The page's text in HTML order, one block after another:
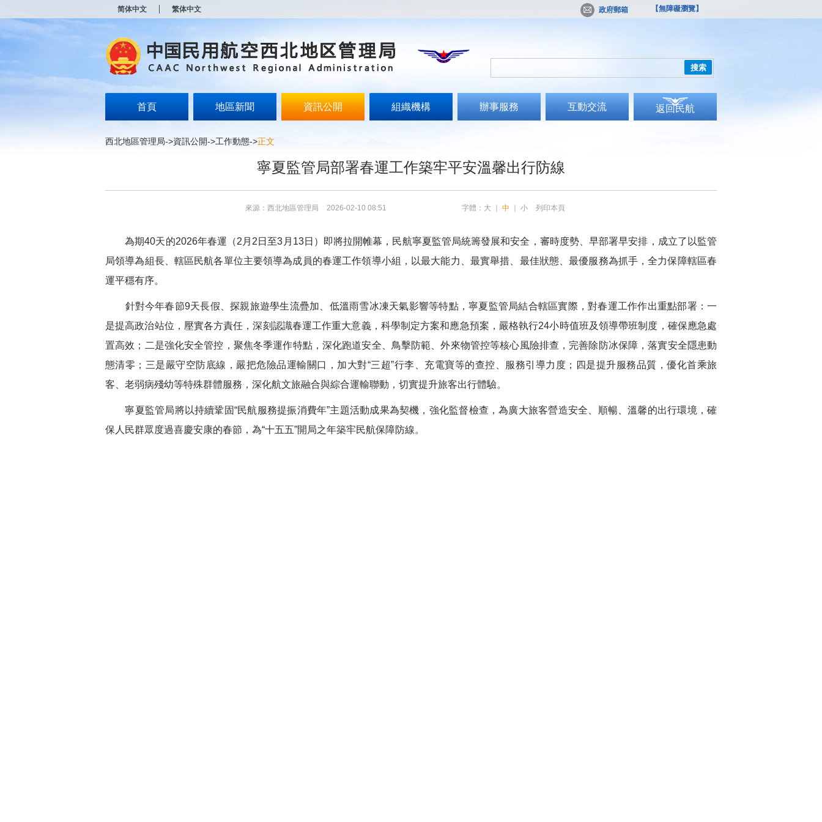
简体中文 繁体中文 政府郵箱 【無障礙瀏覽】
搜索
首頁 地區新聞 資訊公開 組織機構 辦事服務 互動交流 返回民航
西北地區管理局->資訊公開->工作動態->正文
寧夏監管局部署春運工作築牢平安溫馨出行防線
來源：西北地區管理局 2026-02-10 08:51 字體： 大 中 小 列印本頁
為期40天的2026年春運（2 月 2 日至3 月 13日）即將拉開帷幕，民航寧夏監管局統籌發展和安全，審時度勢、早部署早安排，成立了以監管
局領導為組長、轄區民航各單位主要領導為成員的春運工作領導小組，以最大能力、最實舉措、最佳狀態、最優服務為抓手，全力保障轄區春
運平穩有序。
針對今年春節9天長假、探親旅遊學生流疊加、低溫雨雪冰凍天氣影響等特點，寧夏監管局結合轄區實際，對春運工作作出重點部署：一
是提高政治站位，壓實各方責任，深刻認識春運工作重大意義，科學制定方案和應急預案，嚴格執行24小時值班及領導帶班制度，確保應急處
置高效； 二是強化安全管控，聚焦冬季運作特點，深化跑道安全、鳥擊防範、外來物管控等核心風險排查，完善除防冰保障，落實安全隱患動
態清零； 三是嚴守空防底線，嚴把危險品運輸關口，加大對“三超”行李、充電寶等的查控、服務引導力度； 四是提升服務品質，優化首乘旅
客、老弱病殘幼等特殊群體服務，深化航文旅融合與綜合運輸聯動，切實提升旅客出行體驗。
寧夏監管局將以持續鞏固“民航服務提振消費年”主題活動成果為契機，強化監督檢查，為廣大旅客營造安全、順暢、溫馨的出行環境，確
保人民群眾度過喜慶安康的春節，為“十五五”開局之年築牢民航保障防線。
打
无
障